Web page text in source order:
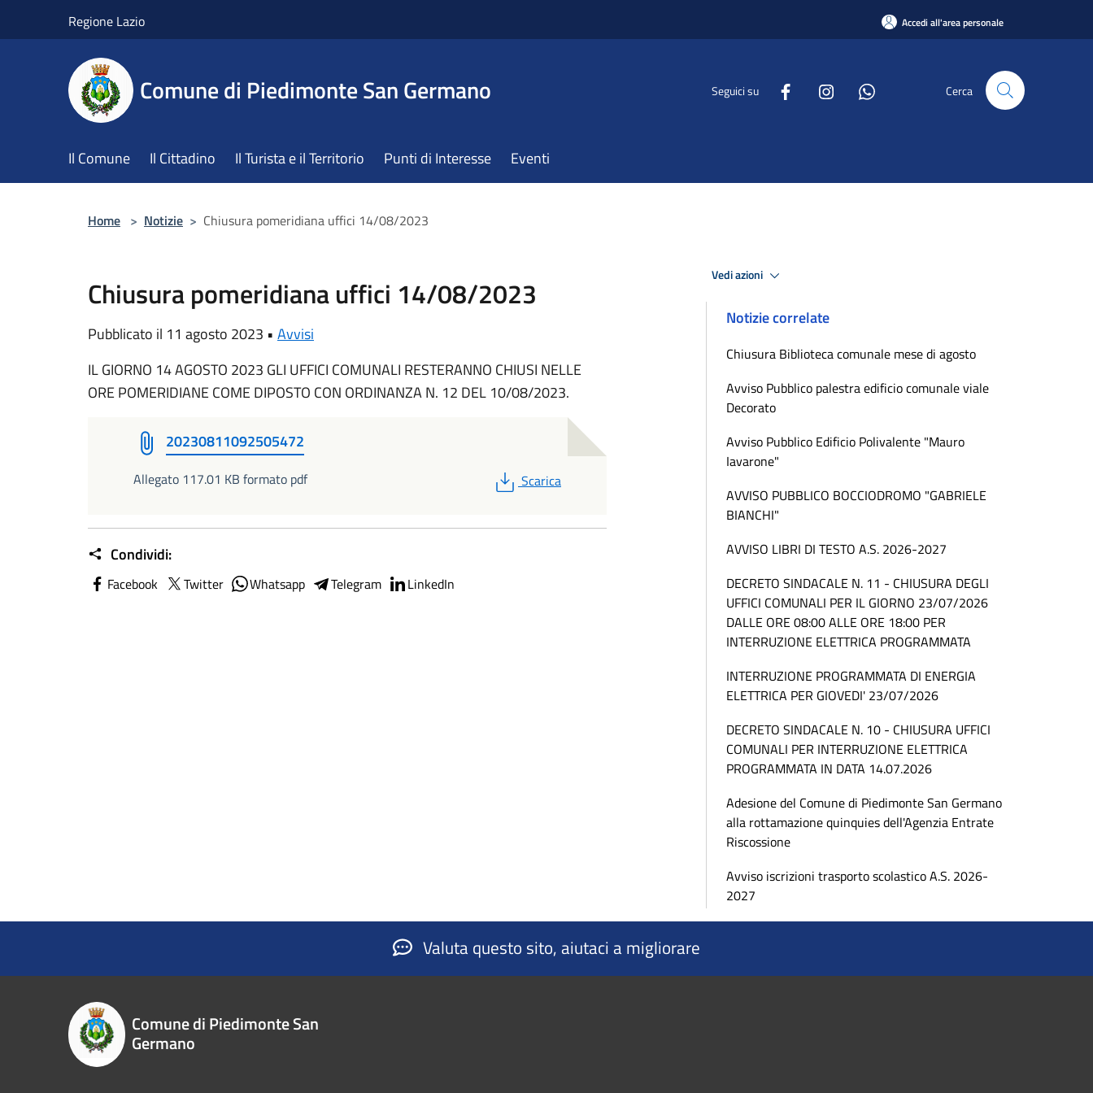
Regione Lazio Accedi all'area personale
Comune di Piedimonte San Germano Seguici su Cerca
Il Comune Il Cittadino Il Turista e il Territorio Punti di Interesse Eventi
Home > Notizie > Chiusura pomeridiana uffici 14/08/2023
Chiusura pomeridiana uffici 14/08/2023
Pubblicato il 11 agosto 2023 • Avvisi
IL GIORNO 14 AGOSTO 2023 GLI UFFICI COMUNALI RESTERANNO CHIUSI NELLE
ORE POMERIDIANE COME DIPOSTO CON ORDINANZA N. 12 DEL 10/08/2023.
20230811092505472
Allegato 117.01 KB formato pdf PDF
Scarica
Condividi:
Facebook Twitter Whatsapp Telegram LinkedIn
Vedi azioni
Notizie correlate
Chiusura Biblioteca comunale mese di agosto
Avviso Pubblico palestra edificio comunale viale
Decorato
Avviso Pubblico Edificio Polivalente "Mauro
Iavarone"
AVVISO PUBBLICO BOCCIODROMO "GABRIELE
BIANCHI"
AVVISO LIBRI DI TESTO A.S. 2026-2027
DECRETO SINDACALE N. 11 - CHIUSURA DEGLI
UFFICI COMUNALI PER IL GIORNO 23/07/2026
DALLE ORE 08:00 ALLE ORE 18:00 PER
INTERRUZIONE ELETTRICA PROGRAMMATA
INTERRUZIONE PROGRAMMATA DI ENERGIA
ELETTRICA PER GIOVEDI' 23/07/2026
DECRETO SINDACALE N. 10 - CHIUSURA UFFICI
COMUNALI PER INTERRUZIONE ELETTRICA
PROGRAMMATA IN DATA 14.07.2026
Adesione del Comune di Piedimonte San Germano
alla rottamazione quinquies dell'Agenzia Entrate
Riscossione
Avviso iscrizioni trasporto scolastico A.S. 2026-
2027
Valuta questo sito, aiutaci a migliorare
Comune di Piedimonte San
Germano